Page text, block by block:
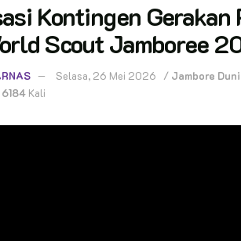
Kontingen Gerakan
Scout Jamboree
Selasa, 26 Mei 2026 / Jambore
6184 Kali